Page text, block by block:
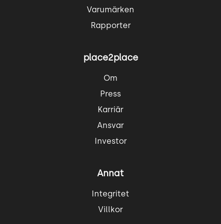
Varumärken
Rapporter
place2place
Om
Press
Karriär
Ansvar
Investor
Annat
Integritet
Villkor